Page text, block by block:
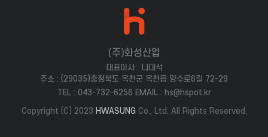
(주)화성산업
대표이사 : 나대석
주소 : (29035)충청북도 옥천군 옥천읍 양수로6길 72-29
TEL : 043-732-6256 EMAIL : hs@hspot.kr
Copyright (C) 2023 HWASUNG Co., Ltd. All Rights Reserved.